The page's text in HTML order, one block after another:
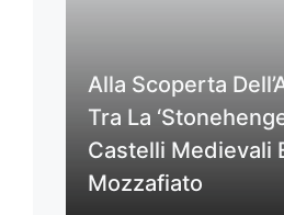
Alla Scoperta
Tra La
Castelli Medievali
Mozzafiato